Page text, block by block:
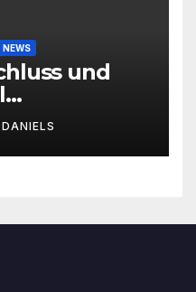
NEWS
und
Bis zu 50%